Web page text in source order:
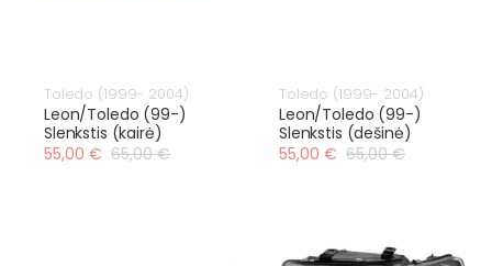
Toledo (1999- 2004)
Leon/Toledo (99-)
Slenkstis (kairė)
55,00 € 65,00 €
Toledo (1999- 2004)
Leon/Toledo (99-)
Slenkstis (dešinė)
55,00 € 65,00 €